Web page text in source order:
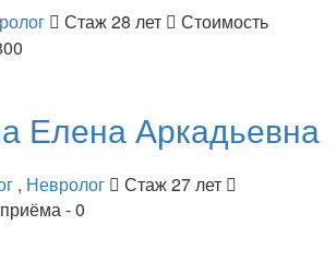
Стаж 28 лет
Стоимость
Елена Аркадьевна
, Невролог
Стаж 27 лет
- 0